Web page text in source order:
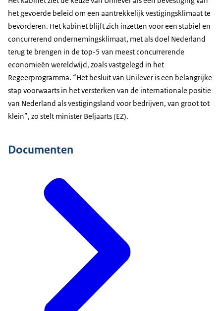
het gevoerde beleid om een aantrekkelijk vestigingsklimaat te
bevorderen. Het kabinet blijft zich inzetten voor een stabiel en
concurrerend ondernemingsklimaat, met als doel Nederland
terug te brengen in de top-5 van meest concurrerende
economieën wereldwijd, zoals vastgelegd in het
Regeerprogramma. “Het besluit van Unilever is een belangrijke
stap voorwaarts in het versterken van de internationale positie
van Nederland als vestigingsland voor bedrijven, van groot tot
klein”, zo stelt minister Beljaarts (EZ).
Documenten